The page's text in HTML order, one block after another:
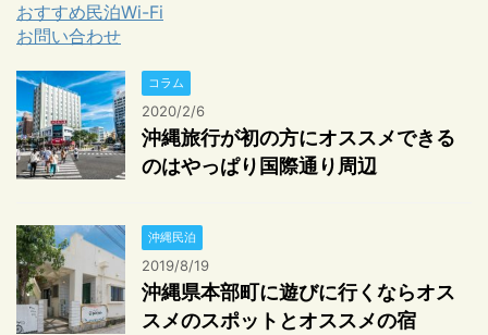
おすすめ民泊Wi-Fi
お問い合わせ
コラム
2020/2/6
沖縄旅行が初の方にオススメできる
のはやっぱり国際通り周辺
沖縄民泊
2019/8/19
沖縄県本部町に遊びに行くならオス
スメのスポットとオススメの宿